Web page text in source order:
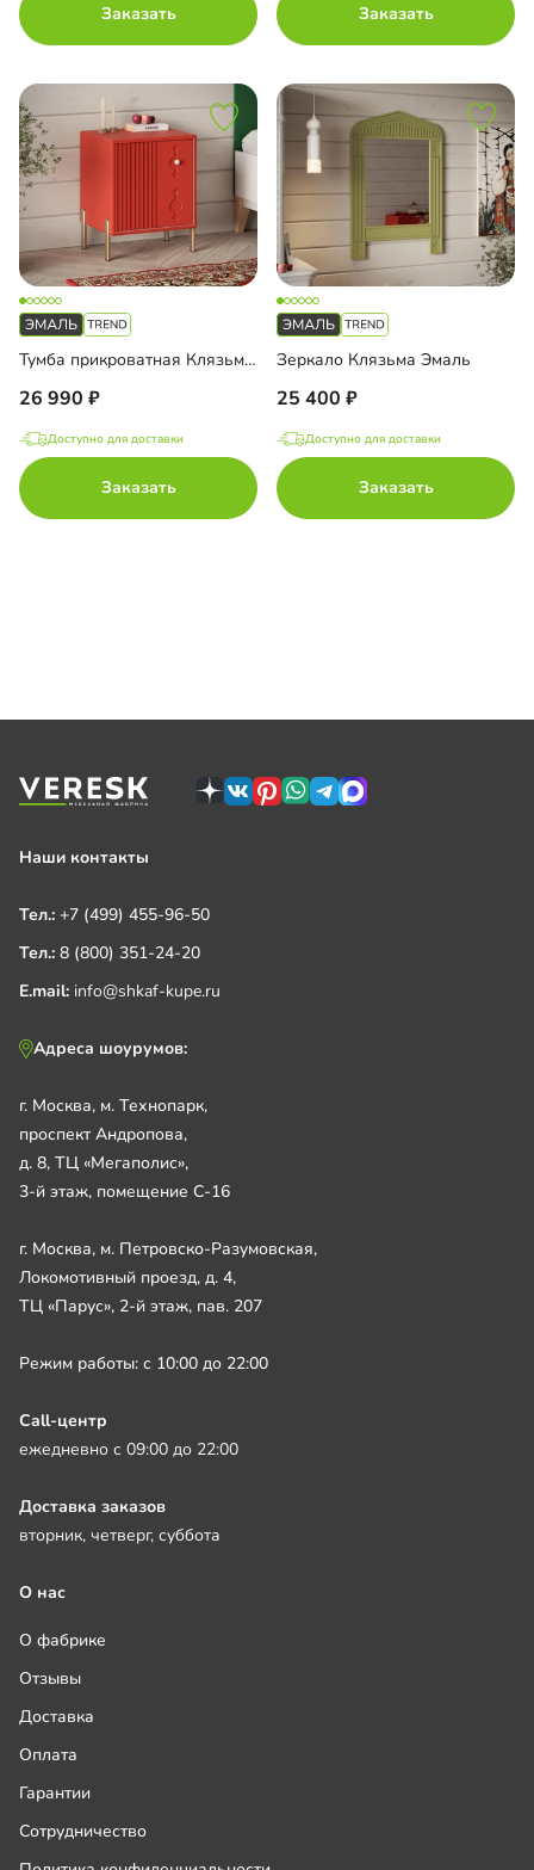
Заказать Заказать
Тумба прикроватная Клязьма-2 Эмаль
26 990
Доступно для доставки
Заказать
Зеркало Клязьма Эмаль
25 400
Доступно для доставки
Заказать
Наши контакты
Тел.: +7 (499) 455-96-50
Тел.: 8 (800) 351-24-20
E.mail: info@shkaf-kupe.ru
Адреса шоурумов:
г. Москва, м. Технопарк,
проспект Андропова,
д. 8, ТЦ «Мегаполис»,
3-й этаж, помещение С-16
г. Москва, м. Петровско-Разумовская,
Локомотивный проезд, д. 4,
ТЦ «Парус», 2-й этаж, пав. 207
Режим работы: с 10:00 до 22:00
Call-центр
ежедневно с 09:00 до 22:00
Доставка заказов
вторник, четверг, суббота
О нас
О фабрике
Отзывы
Доставка
Оплата
Гарантии
Сотрудничество